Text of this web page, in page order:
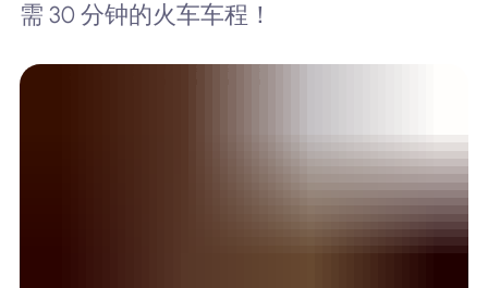
需 30 分钟的火车车程！